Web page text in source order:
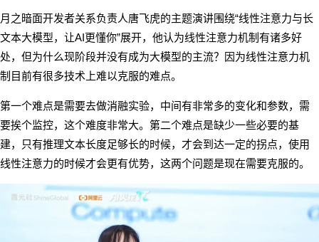
月之暗面开发者关系负责人唐飞虎的主题演讲围绕“线性注意力与长
文本大模型，让AI更懂你”展开，他认为线性注意力机制有诸多好
处，但为什么现阶段并没有成为大模型的主流？因为线性注意力机
制目前有很多技术上难以克服的难点。
第一个难点是需要去做消融实验，中间有非常多的变化和参数，需
要挨个监控，这个难度非常大。第二个难点是缺少一些必要的基
建，只有推理文本长度足够长的时候，才会到达一定的拐点，使用
线性注意力的时候才会更有优势，这两个问题是现在需要克服的。